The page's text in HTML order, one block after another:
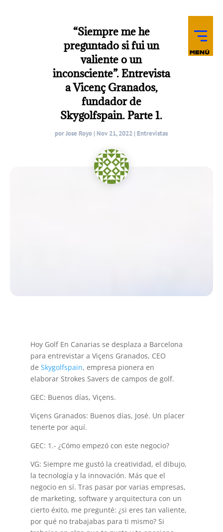
“Siempre me he
preguntado si fui un
valiente o un
inconsciente”. Entrevista
a Vicenç Granados,
fundador de
Skygolfspain. Parte 1.
porJose Royo | Nov 21, 2022 | Entrevistas
Hoy Golf En Canarias se desplaza a Barcelona
para entrevistar a Viçens Granados, CEO
de Skygolfspain, empresa pionera en
elaborar Strokes Savers de campos de golf.
GEC: Buenos días, Viçens.
Viçens Granados: Buenos días, José. Un placer
tenerte por aquí.
GEC: 1.- ¿Cómo empezó con este negocio?
VG: Siempre me gustó la creatividad, el dibujo,
la tecnología y la innovación. Más que el
negocio en sí. Tras pasar por varias empresas,
de marketing, software y arquitectura con un
cierto éxito, me pregunté: ¿si eres tan valiente,
por qué no trabajabas para ti mismo? Si